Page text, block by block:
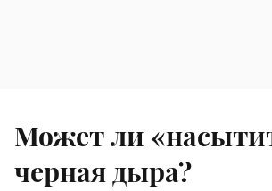
Может ли
черная дыра?